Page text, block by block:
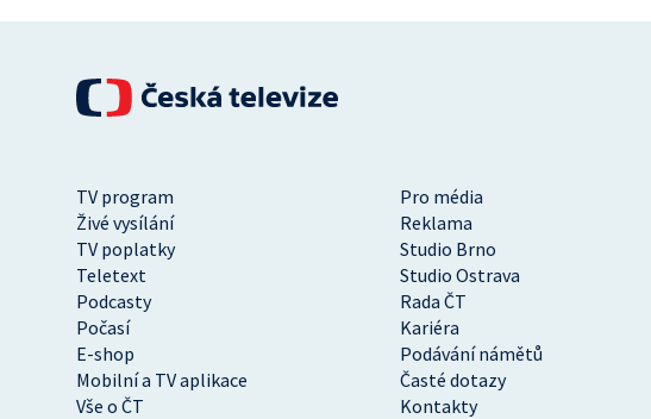
TV program
Pro média
Živé vysílání
Reklama
TV poplatky
Studio Brno
Teletext
Studio Ostrava
Podcasty
Rada ČT
Počasí
Kariéra
E-shop
Podávání námětů
Mobilní a TV aplikace
Časté dotazy
Vše o ČT
Kontakty